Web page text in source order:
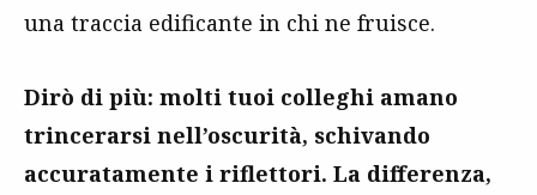
una traccia edificante in chi ne fruisce.
Dirò di più: molti tuoi colleghi amano
trincerarsi nell’oscurità, schivando
accuratamente i riflettori. La differenza,